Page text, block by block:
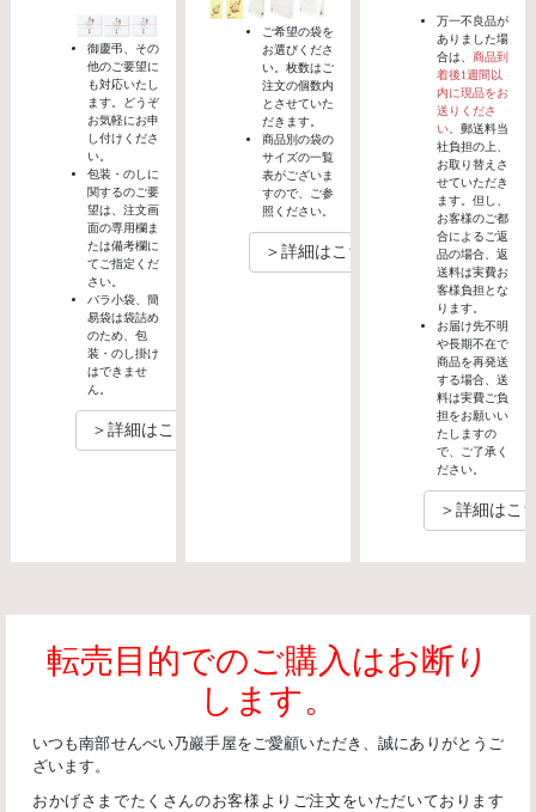
御慶弔、その
他のご要望に
も対応いたし
ます。どうぞ
お気軽にお申
し付けくださ
い。
包装・のしに
関するのご要
望は、注文画
面の専用欄ま
たは備考欄に
てご指定くだ
さい。
バラ小袋、簡
易袋は袋詰め
のため、包
装・のし掛け
はできませ
ん。
＞詳細はこちら
ご希望の袋を
お選びくださ
い。枚数はご
注文の個数内
とさせていた
だきます。
商品別の袋の
サイズの一覧
表がございま
すので、ご参
照ください。
＞詳細はこちら
万一不良品が
ありました場
合は、 商品到
着後1週間以
内に現品をお
送りくださ
い。 郵送料当
社負担の上、
お取り替えさ
せていただき
ます。但し、
お客様のご都
合によるご返
品の場合、返
送料は実費お
客様負担とな
ります。
お届け先不明
や長期不在で
商品を再発送
する場合、送
料は実費ご負
担をお願いい
たしますの
で、ご了承く
ださい。
＞詳細はこ
転売目的でのご購入はお断り
します。
いつも南部せんべい乃巖手屋をご愛顧いただき、誠にありがとうご
ざいます。
おかげさまでたくさんのお客様よりご注文をいただいております